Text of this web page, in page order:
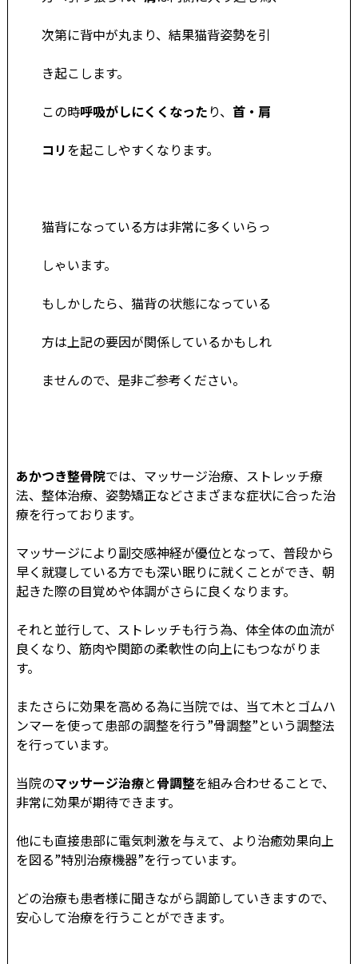
次第に背中が丸まり、結果猫背姿勢を引
き起こします。
この時呼吸がしにくくなったり、 首・肩
コ リを起こしやすくなります。
猫背になっている方は非常に多くいらっ
しゃいます。
もしかしたら、猫背の状態になっている
方は上記の要因が関係しているかもしれ
ませんので、是非ご参考ください。
あかつき整骨院では、マッサージ治療、ストレッチ療
法、整体治療、姿勢矯正などさまざまな症状に合った治
療を行っております。
マッサージにより副交感神経が優位となって、普段から
早く就寝している方でも深い眠りに就くことができ、朝
起きた際の目覚めや体調がさらに良くなります。
それと並行して、ストレッチも行う為、体全体の血流が
良くなり、筋肉や関節の柔軟性の向上にもつながりま
す。
またさらに効果を高める為に当院では、当て木とゴムハ
ンマーを使って患部の調整を行う”骨調整”という調整法
を行っています。
当院のマッサージ治療と骨調整を組み合わせることで、
非常に効果が期待できます。
他にも直接患部に電気刺激を与えて、より治癒効果向上
を図る”特別治療機器”を行っています。
どの治療も患者様に聞きながら調節していきますので、
安心して治療を行うことができます。